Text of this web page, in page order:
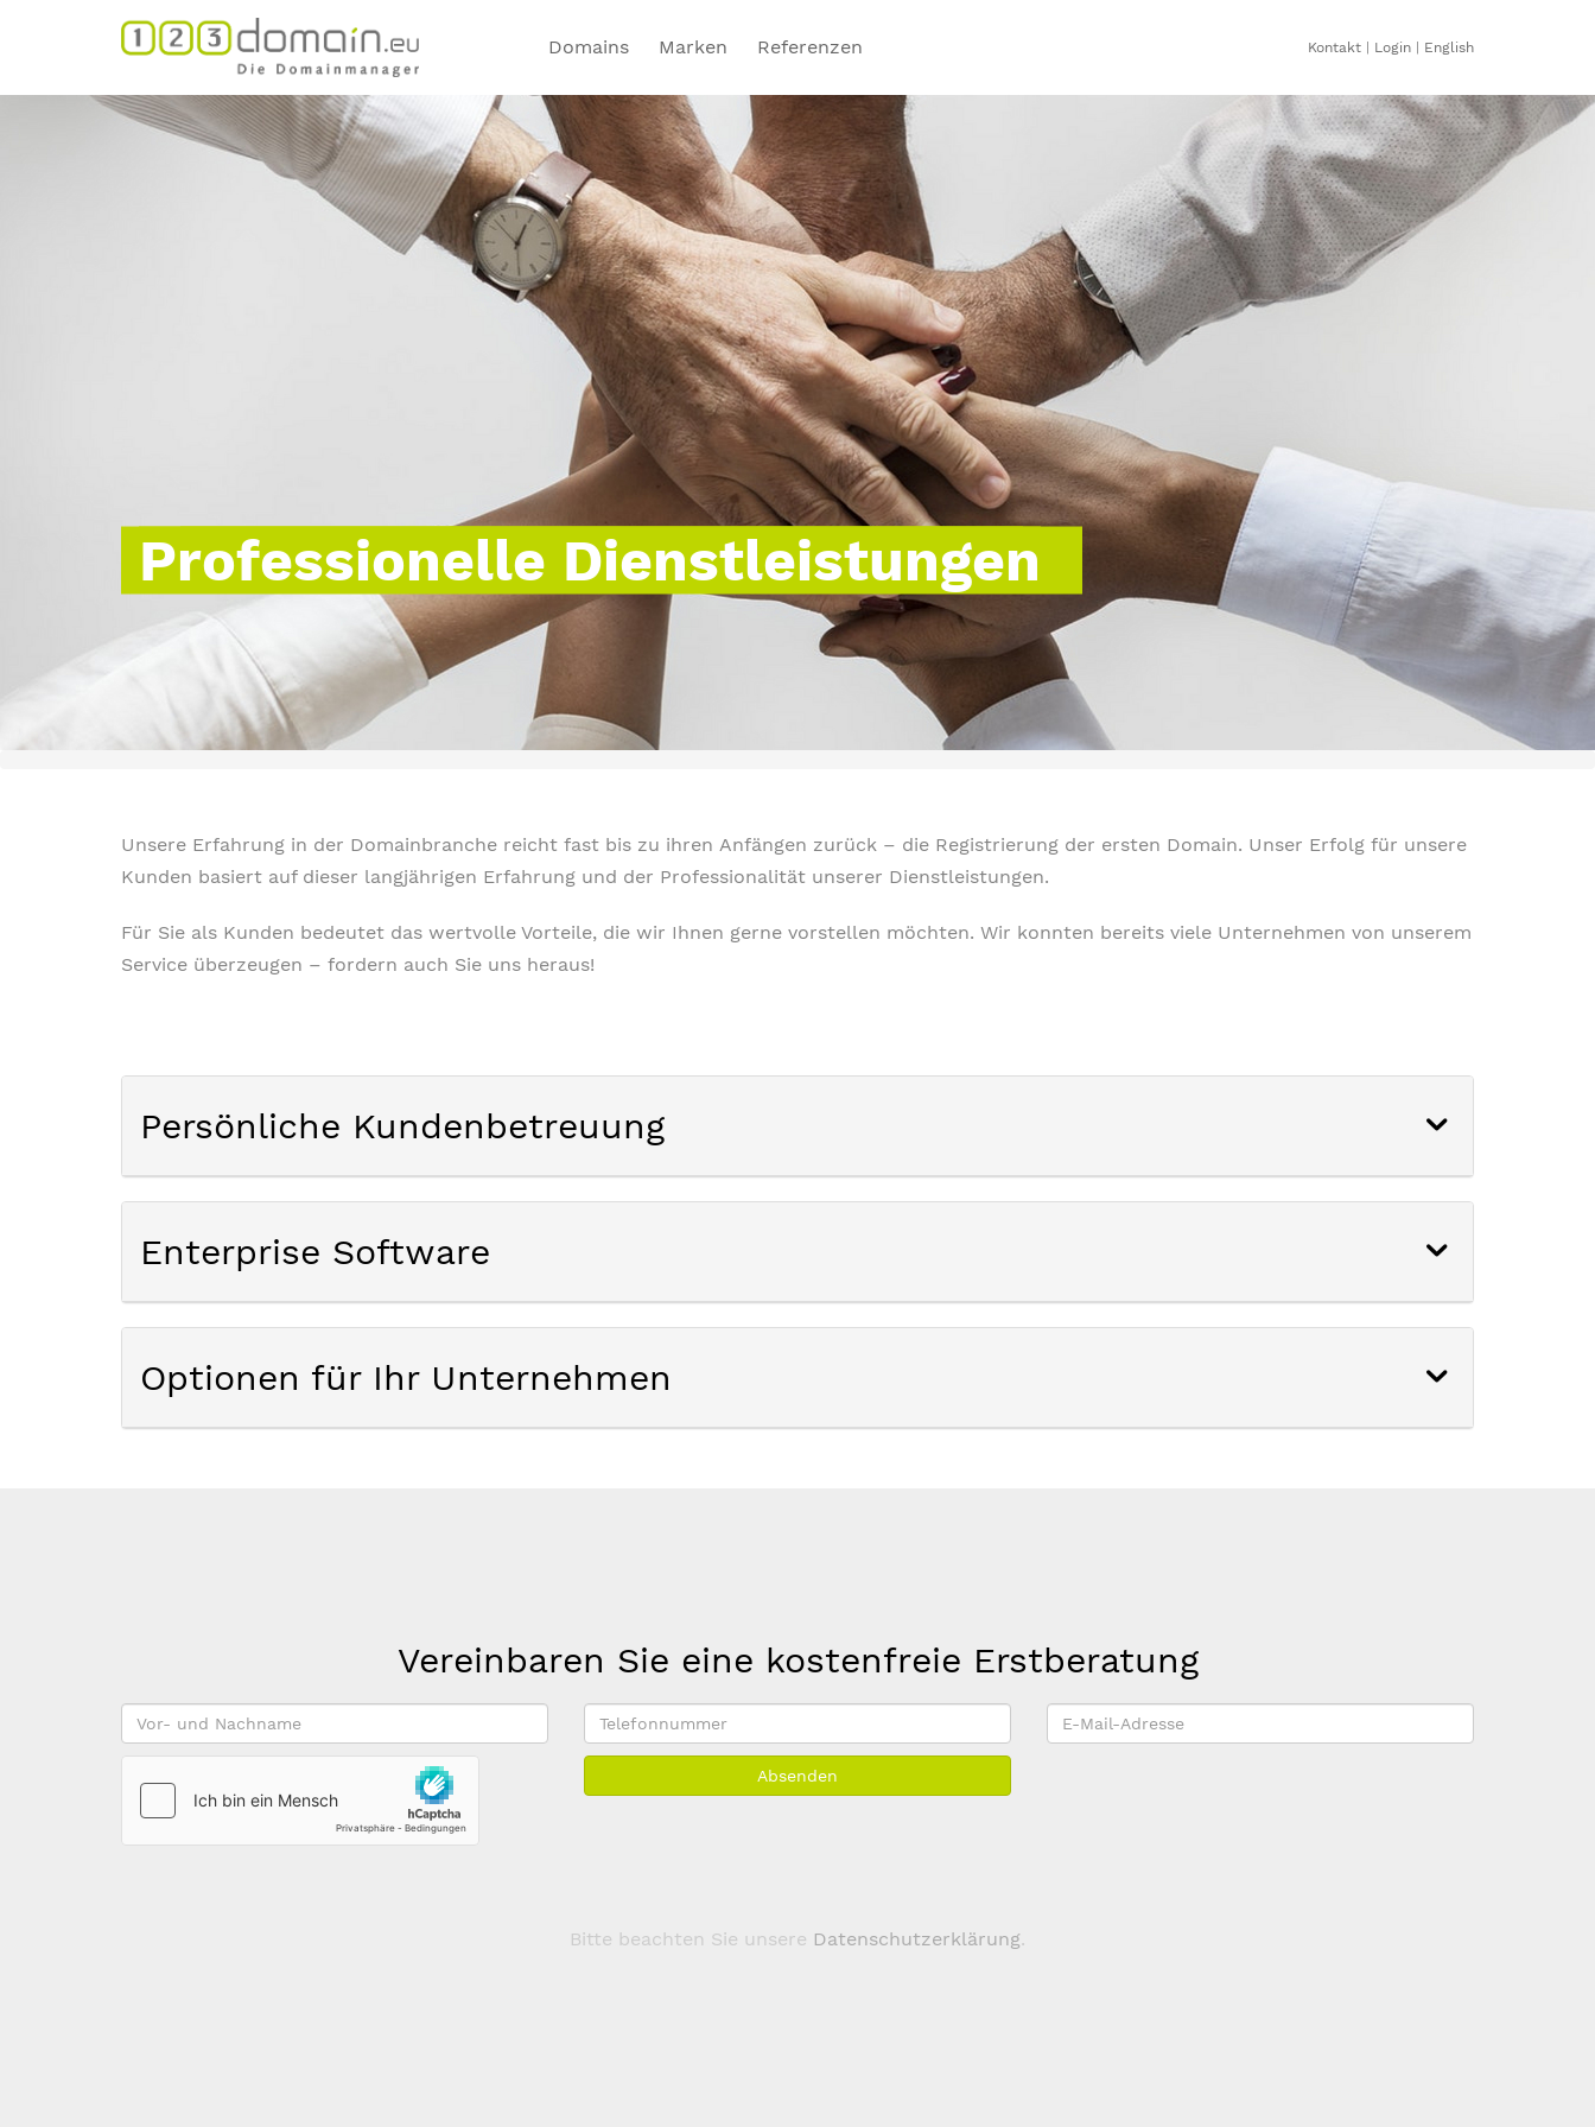
Domains Marken Referenzen Kontakt Login English
Professionelle Dienstleistungen
Unsere Erfahrung in der Domainbranche reicht fast bis zu ihren Anfängen zurück – die Registrierung der ersten Domain. Unser Erfolg für unsere
Kunden basiert auf dieser langjährigen Erfahrung und der Professionalität unserer Dienstleistungen.
Für Sie als Kunden bedeutet das wertvolle Vorteile, die wir Ihnen gerne vorstellen möchten. Wir konnten bereits viele Unternehmen von unserem
Service überzeugen – fordern auch Sie uns heraus!
Persönliche Kundenbetreuung
Enterprise Software
Optionen für Ihr Unternehmen
Vereinbaren Sie eine kostenfreie Erstberatung
Vor-
und
Nachname
Telefonnummer
E-
Mail-
Absenden
Bitte beachten Sie unsere Datenschutzerklärung.